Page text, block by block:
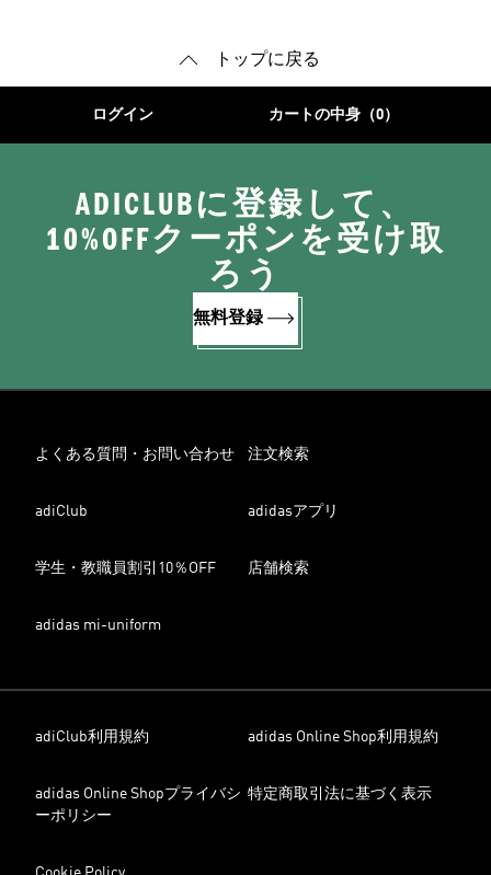
トップに戻る
ログイン カートの中身（0）
ADICLUBに登録して、
10%OFFクーポンを受け取
ろう
無料登録
よくある質問・お問い合わせ 注文検索
adiClub adidasアプリ
学生・教職員割引10％OFF 店舗検索
adidas mi-uniform
adiClub利用規約 adidas Online Shop利用規約
adidas Online Shopプライバシ
ーポリシー
特定商取引法に基づく表示